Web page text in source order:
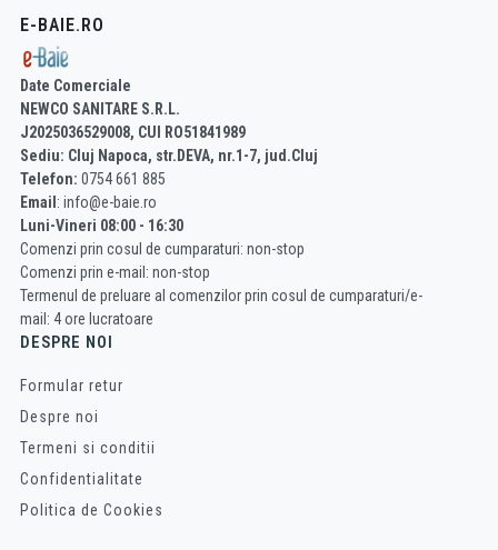
E-BAIE.RO
Date Comerciale
NEWCO SANITARE S.R.L.
J2025036529008, CUI RO51841989
Sediu: Cluj Napoca, str.DEVA, nr.1-7, jud.Cluj
Telefon: 0754 661 885
Email : info@e-baie.ro
Luni-Vineri 08:00 - 16:30
Comenzi prin cosul de cumparaturi: non-stop
Comenzi prin e-mail: non-stop
Termenul de preluare al comenzilor prin cosul de cumparaturi/e-
mail: 4 ore lucratoare
DESPRE NOI
Formular retur
Despre noi
Termeni si conditii
Confidentialitate
Politica de Cookies